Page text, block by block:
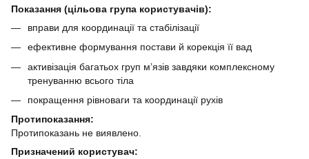
Показання (цільова група користувачів):
вправи для координації та стабілізації
ефективне формування постави й корекція її вад
активізація багатьох груп м’язів завдяки комплексному
тренуванню всього тіла
покращення рівноваги та координації рухів
Протипоказання:
Протипоказань не виявлено.
Призначений користувач: